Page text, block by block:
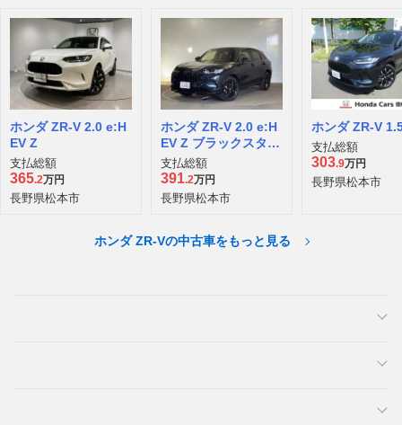
ホンダ ZR-V 2.0 e:H
EV Z
支払総額
365.2万円
長野県松本市
ホンダ ZR-V 2.0 e:H
EV Z ブラックスタイ
ル 4WD
支払総額
391.2万円
長野県松本市
ホンダ ZR-V
支払総額
303.9万円
長野県松本市
ホンダ ZR-Vの中古車をもっと見る